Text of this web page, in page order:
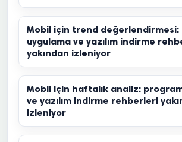
Mobil için trend değerlendirmesi:
uygulama ve yazılım indirme
yakından izleniyor
Mobil için haftalık analiz:
ve yazılım indirme rehberleri
izleniyor